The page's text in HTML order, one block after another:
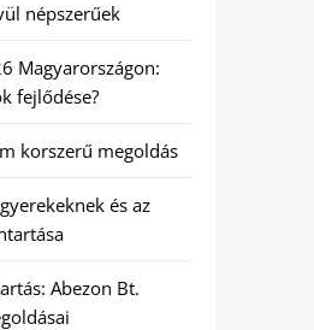
népszerűek
Magyarországon:
fejlődése?
korszerű megoldás
és az
Abezon Bt.